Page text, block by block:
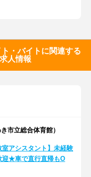
・バイトに関連する
人情報
市立総合体育館）
室アシスタント】未経験
迎★車で直行直帰もO